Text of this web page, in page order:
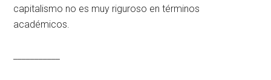
capitalismo no es muy riguroso en términos
académicos.